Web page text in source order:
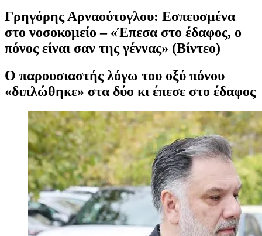
Γρηγόρης Αρναούτογλου: Εσπευσμένα
στο νοσοκομείο – «Έπεσα στο έδαφος, ο
πόνος είναι σαν της γέννας» (Βίντεο)
Ο παρουσιαστής λόγω του οξύ πόνου
«διπλώθηκε» στα δύο κι έπεσε στο έδαφος